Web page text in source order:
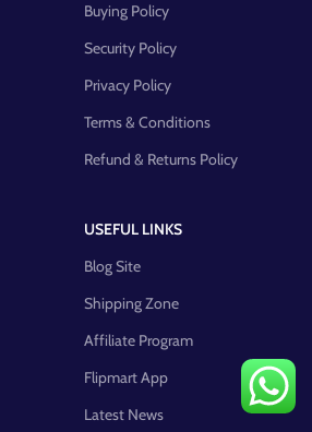
Buying Policy
Security Policy
Privacy Policy
Terms & Conditions
Refund & Returns Policy
USEFUL LINKS
Blog Site
Shipping Zone
Affiliate Program
Flipmart App
Latest News